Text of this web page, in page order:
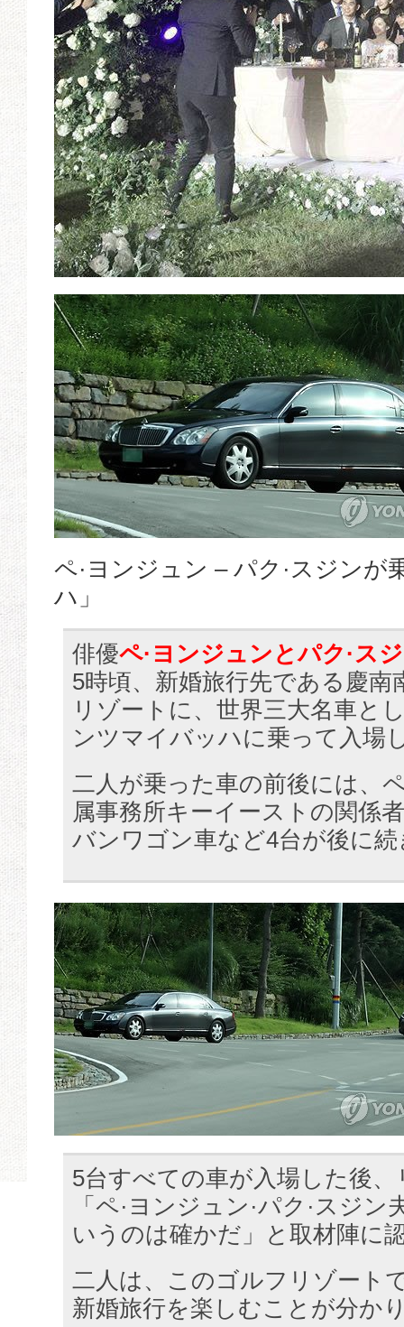
ペ·ヨンジュン – パク·スジンが
ハ」
俳優ペ·ヨンジュンとパク·ス
5時頃、新婚旅行先である慶南
リゾートに、世界三大名車と
ンツマイバッハに乗って入場
二人が乗った車の前後には、
属事務所キーイーストの関係
バンワゴン車など4台が後に
5台すべての車が入場した後
「ペ·ヨンジュン·パク·スジ
いうのは確かだ」と取材陣に
二人は、このゴルフリゾート
新婚旅行を楽しむことが分か